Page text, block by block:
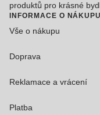
produktů pro krásné
INFORMACE O NÁKUPU
Vše o nákupu
Doprava
Reklamace a vrácení
Platba